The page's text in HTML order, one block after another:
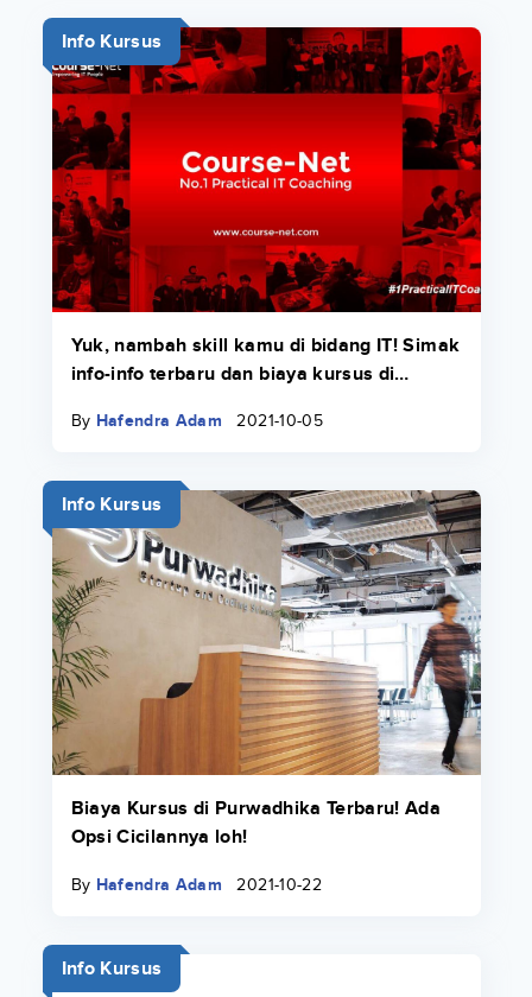
Info Kursus
Yuk, nambah skill kamu di bidang IT! Simak
info-info terbaru dan biaya kursus di
By Hafendra Adam 2021-10-05
Info Kursus
Biaya Kursus di Purwadhika Terbaru! Ada
Opsi Cicilannya loh!
By Hafendra Adam 2021-10-22
Info Kursus